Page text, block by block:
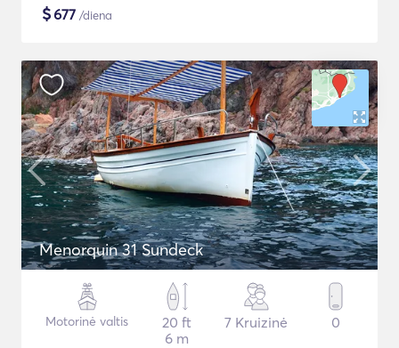
$677 /diena
Menorquin 31 Sundeck
Motorinė valtis
20 ft
6 m
7 Kruizinė 0